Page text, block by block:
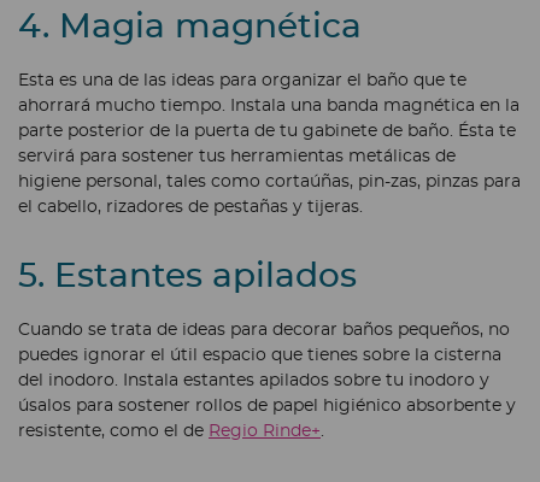
4. Magia magnética
Esta es una de las ideas para organizar el baño que te
ahorrará mucho tiempo. Instala una banda magnética en la
parte posterior de la puerta de tu gabinete de baño. Ésta te
servirá para sostener tus herramientas metálicas de
higiene personal, tales como cortaúñas, pin-zas, pinzas para
el cabello, rizadores de pestañas y tijeras.
5. Estantes apilados
Cuando se trata de ideas para decorar baños pequeños, no
puedes ignorar el útil espacio que tienes sobre la cisterna
del inodoro. Instala estantes apilados sobre tu inodoro y
úsalos para sostener rollos de papel higiénico absorbente y
resistente, como el de Regio Rinde+